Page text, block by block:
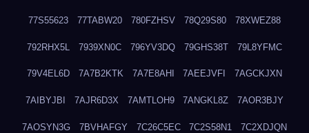
77S55623 77TABW20 780FZHSV 78Q29S80 78XWEZ88
792RHX5L 7939XN0C 796YV3DQ 79GHS38T 79L8YFMC
79V4EL6D 7A7B2KTK 7A7E8AHI 7AEEJVFI 7AGCKJXN
7AIBYJBI 7AJR6D3X 7AMTLOH9 7ANGKL8Z 7AOR3BJY
7AOSYN3G 7BVHAFGY 7C26C5EC 7C2S58N1 7C2XDJQN